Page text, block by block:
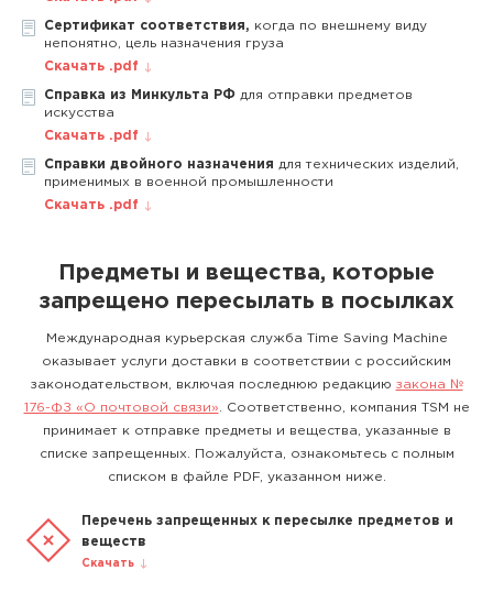
Сертификат соответствия, когда по внешнему виду
непонятно, цель назначения груза
Скачать .pdf
Справка из Минкульта РФ для отправки предметов
искусства
Скачать .pdf
Справки двойного назначения для технических изделий,
применимых в военной промышленности
Скачать .pdf
Предметы и вещества, которые
запрещено пересылать в посылках
Международная курьерская служба Time Saving Machine
оказывает услуги доставки в соответствии с российским
законодательством, включая последнюю редакцию закона №
176-ФЗ «О почтовой связи» . Соответственно, компания TSM не
принимает к отправке предметы и вещества, указанные в
списке запрещенных. Пожалуйста, ознакомьтесь с полным
списком в файле PDF, указанном ниже.
Перечень запрещенных к пересылке предметов и
веществ
Скачать